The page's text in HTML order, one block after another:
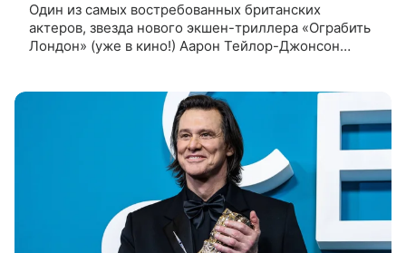
Один из самых востребованных британских
актеров, звезда нового экшен-триллера «Ограбить
Лондон» (уже в кино!) Аарон Тейлор-Джонсон